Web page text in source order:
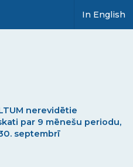
In English
nerevidētie
par 9 mēnešu periodu,
septembrī